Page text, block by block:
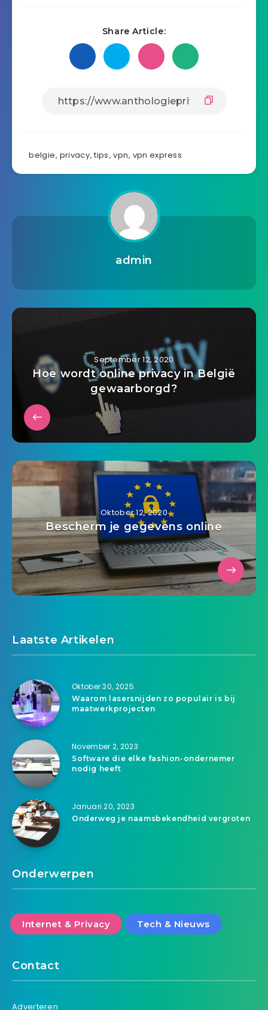
Share Article:
belgie, privacy,tips,vpn, vpn express
admin
September 12, 2020
Hoe wordt online privacy in België
gewaarborgd?
Oktober 12, 2020
Bescherm je gegevens online
Laatste Artikelen
Oktober 30, 2025
Waarom lasersnijden zo populair is bij
maatwerkprojecten
November 2, 2023
Software die elke fashion-ondernemer
nodig heeft
Januari 20, 2023
Onderweg je naamsbekendheid vergroten
Onderwerpen
Internet & Privacy Tech & Nieuws
Contact
Adverteren